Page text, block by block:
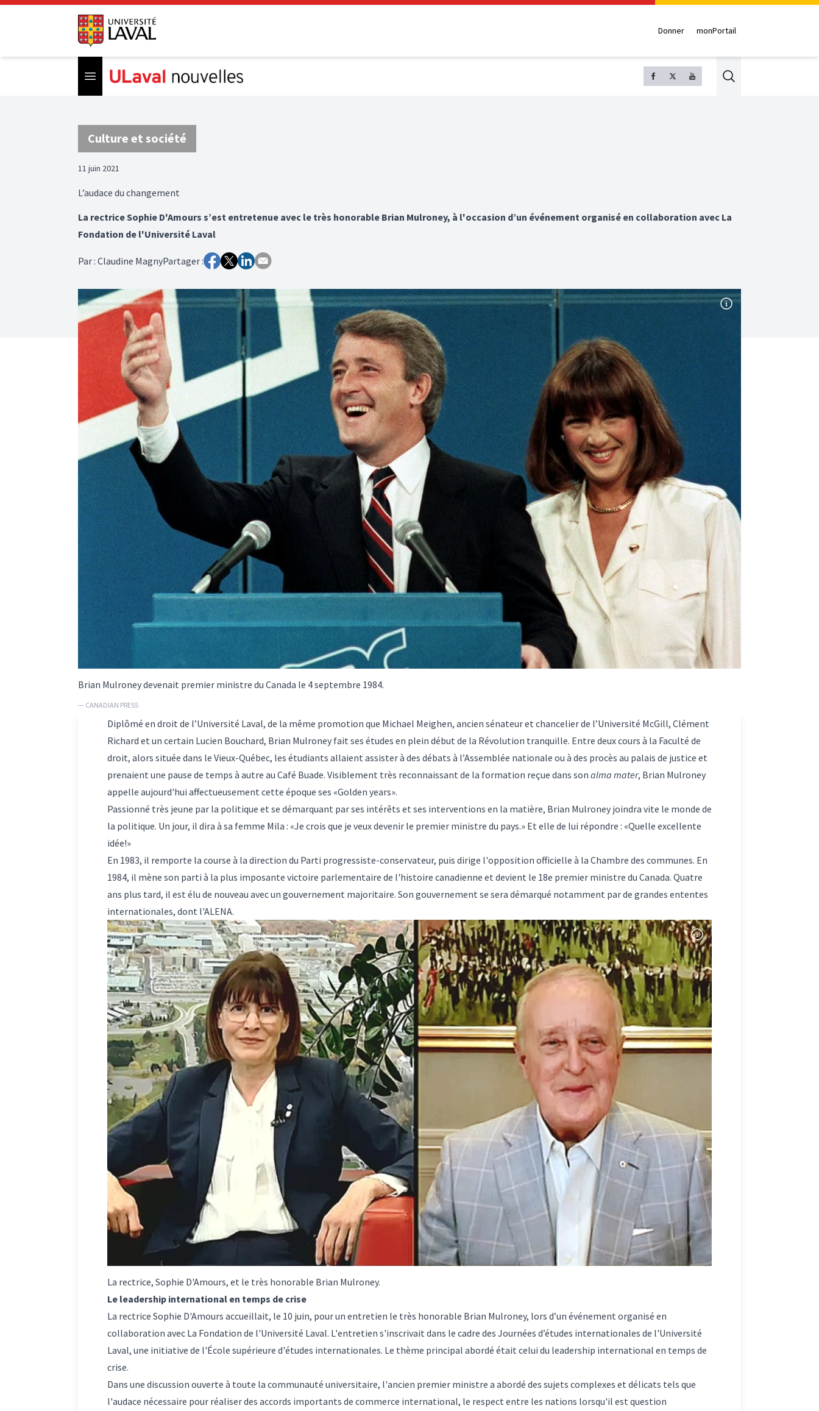
Donner monPortail
Open menu Search
Culture et société
11 juin 2021
L’audace du changement
La rectrice Sophie D'Amours s’est entretenue avec le très honorable Brian Mulroney, à l'occasion d’un événement organisé en collaboration avec La
Fondation de l'Université Laval
Par: Claudine MagnyPartager :
Brian Mulroney devenait premier ministre du Canada le 4 septembre 1984.
— CANADIAN PRESS
Diplômé en droit de l’Université Laval, de la même promotion que Michael Meighen, ancien sénateur et chancelier de l’Université McGill, Clément
Richard et un certain Lucien Bouchard, Brian Mulroney fait ses études en plein début de la Révolution tranquille. Entre deux cours à la Faculté de
droit, alors située dans le Vieux-Québec, les étudiants allaient assister à des débats à l’Assemblée nationale ou à des procès au palais de justice et
prenaient une pause de temps à autre au Café Buade. Visiblement très reconnaissant de la formation reçue dans son alma mater, Brian Mulroney
appelle aujourd'hui affectueusement cette époque ses «Golden years».
Passionné très jeune par la politique et se démarquant par ses intérêts et ses interventions en la matière, Brian Mulroney joindra vite le monde de
la politique. Un jour, il dira à sa femme Mila : «Je crois que je veux devenir le premier ministre du pays.» Et elle de lui répondre : «Quelle excellente
idée!»
En 1983, il remporte la course à la direction du Parti progressiste-conservateur, puis dirige l'opposition officielle à la Chambre des communes. En
1984, il mène son parti à la plus imposante victoire parlementaire de l'histoire canadienne et devient le 18e premier ministre du Canada. Quatre
ans plus tard, il est élu de nouveau avec un gouvernement majoritaire. Son gouvernement se sera démarqué notamment par de grandes ententes
internationales, dont l'ALENA.
La rectrice, Sophie D'Amours, et le très honorable Brian Mulroney.
Le leadership international en temps de crise
La rectrice Sophie D'Amours accueillait, le 10 juin, pour un entretien le très honorable Brian Mulroney, lors d’un événement organisé en
collaboration avec La Fondation de l'Université Laval. L'entretien s'inscrivait dans le cadre des Journées d’études internationales de l'Université
Laval, une initiative de l'École supérieure d'études internationales. Le thème principal abordé était celui du leadership international en temps de
crise.
Dans une discussion ouverte à toute la communauté universitaire, l'ancien premier ministre a abordé des sujets complexes et délicats tels que
l'audace nécessaire pour réaliser des accords importants de commerce international, le respect entre les nations lorsqu'il est question